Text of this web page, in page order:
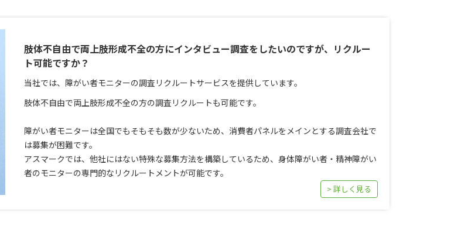
肢体不自由で両上肢形成不全の方にインタビュー調査をしたいのですが、リクルー
ト可能ですか？
当社では、障がい者モニターの調査リクルートサービスを提供しています。
肢体不自由で両上肢形成不全の方の調査リクルートも可能です。
障がい者モニターは全国でもそもそも数が少ないため、消費者パネルをメインとする調査会社で
は募集が困難です。
アスマークでは、他社にはない特殊な募集方法を構築しているため、身体障がい者・精神障がい
者のモニターの専門的なリクルートメントが可能です。
> 詳しく見る